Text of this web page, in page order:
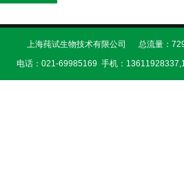
让利活
上海莼试生物技术有限公司 总流量：
电话：021-69985169 手机：